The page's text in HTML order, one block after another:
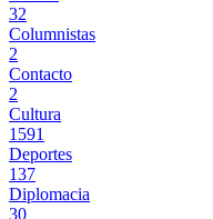
32
Columnistas
2
Contacto
2
Cultura
1591
Deportes
137
Diplomacia
30